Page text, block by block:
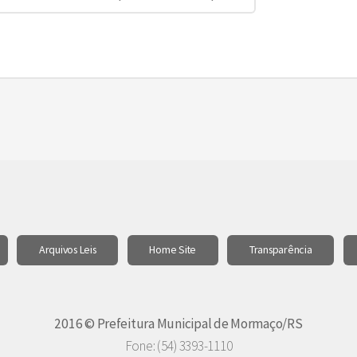
Arquivos Leis Home Site Transparência
2016 © Prefeitura Municipal de Mormaço/RS
Fone: (54) 3393-1110